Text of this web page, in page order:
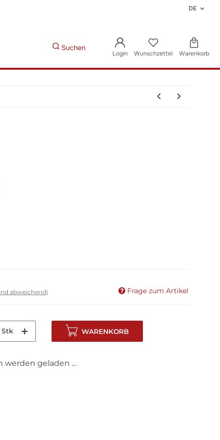
DE
Suchen
Login Wunschzettel Warenkorb
abweichend) Frage zum Artikel
Stk WARENKORB
werden geladen ...